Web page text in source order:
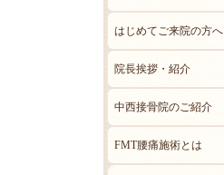
はじめてご来院の方へ
院長挨拶・紹介
中西接骨院のご紹介
FMT腰痛施術とは